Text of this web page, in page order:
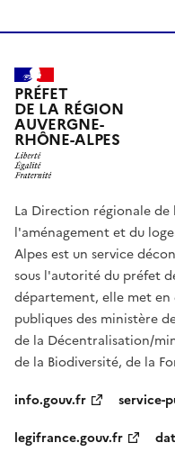
PRÉFET
DE LA RÉGION
AUVERGNE-
RHÔNE-ALPES
La Direction régionale
l'aménagement et du
Alpes est un service
sous l'autorité du préfet
département, elle met
publiques des ministère
de la Décentralisation/
de la Biodiversité, de la
info.gouv.fr
service-
legifrance.gouv.fr